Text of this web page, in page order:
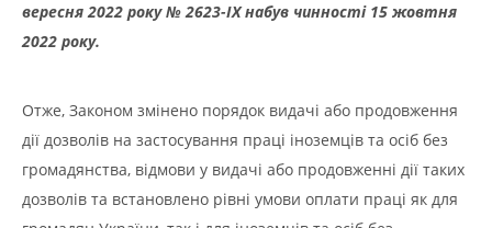
вересня 2022 року № 2623-IX набув чинності 15 жовтня
2022 року.
Отже, Законом змінено порядок видачі або продовження
дії дозволів на застосування праці іноземців та осіб без
громадянства, відмови у видачі або продовженні дії таких
дозволів та встановлено рівні умови оплати праці як для